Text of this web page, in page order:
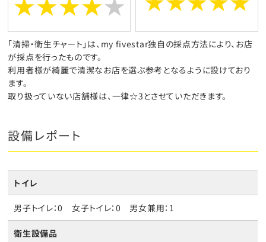
「清掃・衛生チャート」は、my fivestar独自の採点方法により、お店
が採点を行ったものです。
利用者様が綺麗で清潔なお店を選ぶ参考となるように設けており
ます。
取り扱っていない店舗様は、一律☆3とさせていただきます。
設備レポート
トイレ
男子トイレ：0 女子トイレ：0 男女兼用：1
衛生設備品